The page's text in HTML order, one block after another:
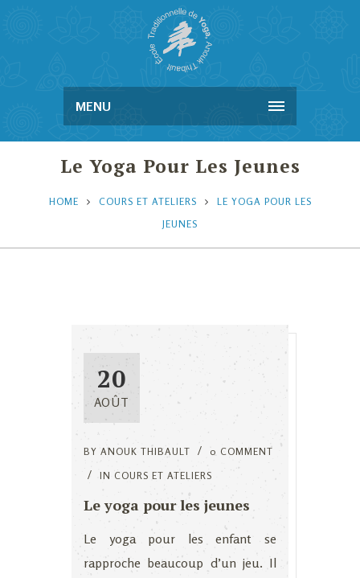
MENU
Le Yoga Pour Les Jeunes
HOME COURS ET ATELIERS
LE YOGA POUR LES
JEUNES
20
AOÛT
BY ANOUK THIBAULT
0 COMMENT
IN COURS ET ATELIERS
Le yoga pour les jeunes
Le yoga pour les enfant se
rapproche beaucoup d’un jeu. Il